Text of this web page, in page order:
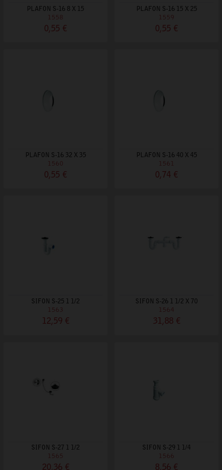
PLAFON S-16 8 X 15
1558
0,55 €
PLAFON S-16 15 X 25
1559
0,55 €
PLAFON S-16 32 X 35
1560
0,55 €
PLAFON S-16 40 X 45
1561
0,74 €
SIFON S-25 1 1/2
1563
12,59 €
SIFON S-26 1 1/2 X 70
1564
31,88 €
SIFON S-27 1 1/2
1565
20,36 €
SIFON S-29 1 1/4
1566
8,56 €